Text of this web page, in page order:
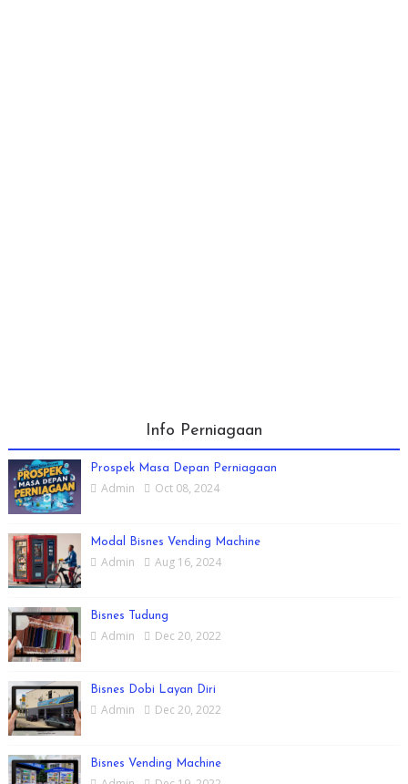
Info Perniagaan
Prospek Masa Depan Perniagaan
Admin Oct 08, 2024
Modal Bisnes Vending Machine
Admin Aug 16, 2024
Bisnes Tudung
Admin Dec 20, 2022
Bisnes Dobi Layan Diri
Admin Dec 20, 2022
Bisnes Vending Machine